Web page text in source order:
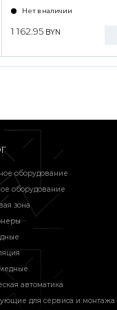
Нет в наличии
1 162.95 BYN
оборудование
оборудование
зона
автоматика
для сервиса и монтажа